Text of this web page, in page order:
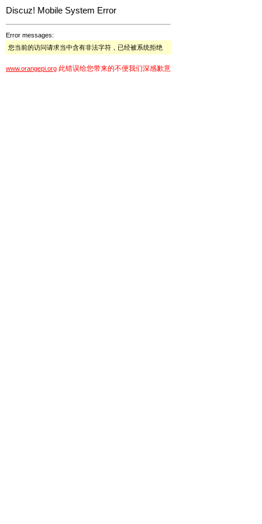
Discuz! Mobile System Error
Error messages:
您当前的访问请求当中含有非法字符，已经被系统拒绝
www.orangepi.org 此错误给您带来的不便我们深感歉意